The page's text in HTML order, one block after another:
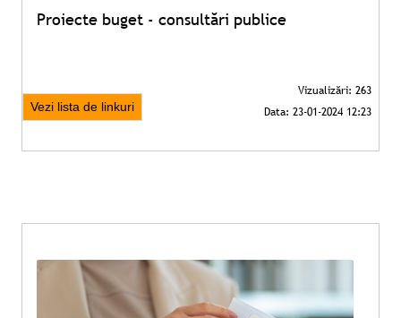
Proiecte buget - consultări publice
Vezi lista de linkuri